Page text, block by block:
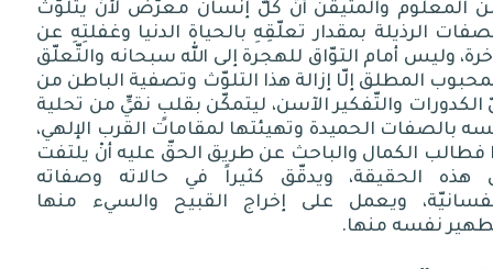
المعلوم والمتيقن أنّ كلَّ إنسان معرّضٌ لأنْ يتلوّث
الرذيلة بمقدار تعلّقِهِ بالحياة الدنيا وغفلتِهِ عن
وليس أمام التوّاق للهجرة إلى الله سبحانه والتّعلّق
المطلق إلّا إزالة هذا التلوّث وتصفية الباطن من
الكدورات والتّفكير الآسن، ليتمكّن بقلبٍ نقيٍّ من تحلية
بالصفات الحميدة وتهيئتها لمقامات القرب الإلهي،
فطالب الكمال والباحث عن طريق الحقّ عليه أنْ يلتفت
هذه الحقيقة، ويدقّق كثيراً في حالاته وصفاته
ويعمل على إخراج القبيح والسيء منها
نفسه منها.